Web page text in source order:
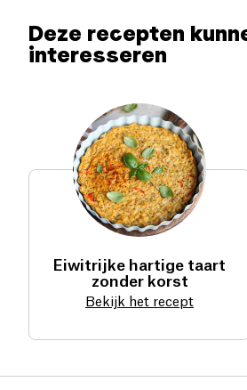
Deze recepten
interesseren
Eiwitrijke hartige taart
zonder korst
Bekijk het recept